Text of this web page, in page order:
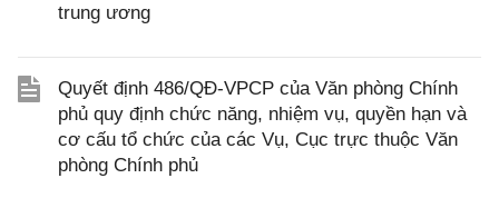
trung ương
Quyết định 486/QĐ-VPCP của Văn phòng Chính
phủ quy định chức năng, nhiệm vụ, quyền hạn và
cơ cấu tổ chức của các Vụ, Cục trực thuộc Văn
phòng Chính phủ